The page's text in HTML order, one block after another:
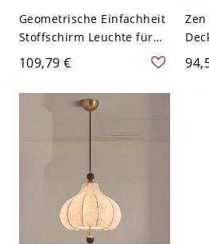
Geometrische Einfachheit
Stoffschirm Leuchte für
Wohnzimmer
Traditioneller Stil
Deckenleuchte - 110V-
120V Beige Blumen 40,64
109,79 €